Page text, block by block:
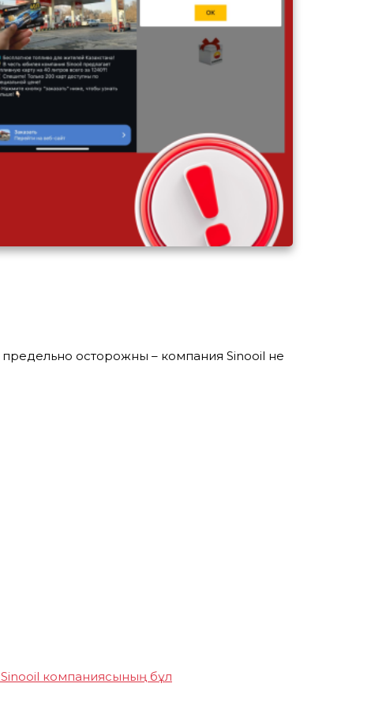
осторожны – компания Sinooil не
компаниясының бұл